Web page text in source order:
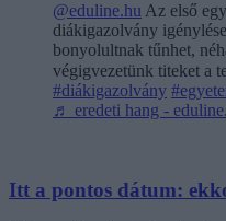
@eduline.hu Az első
diákigazolvány
bonyolultnak tűnhet,
végigvezetünk titeket a
#diákigazolvány
♬ eredeti hang -
Itt a pontos dátum: